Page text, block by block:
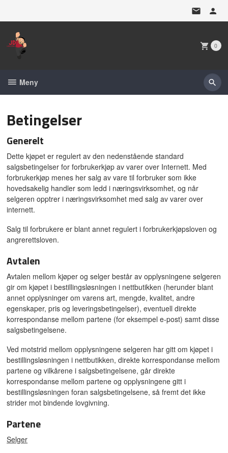
0
Meny
Betingelser
Generelt
Dette kjøpet er regulert av den nedenstående standard
salgsbetingelser for forbrukerkjøp av varer over Internett. Med
forbrukerkjøp menes her salg av vare til forbruker som ikke
hovedsakelig handler som ledd i næringsvirksomhet, og når
selgeren opptrer i næringsvirksomhet med salg av varer over
internett.
Salg til forbrukere er blant annet regulert i forbrukerkjøpsloven og
angrerettsloven.
Avtalen
Avtalen mellom kjøper og selger består av opplysningene selgeren
gir om kjøpet i bestillingsløsningen i nettbutikken (herunder blant
annet opplysninger om varens art, mengde, kvalitet, andre
egenskaper, pris og leveringsbetingelser), eventuell direkte
korrespondanse mellom partene (for eksempel e-post) samt disse
salgsbetingelsene.
Ved motstrid mellom opplysningene selgeren har gitt om kjøpet i
bestillingsløsningen i nettbutikken, direkte korrespondanse mellom
partene og vilkårene i salgsbetingelsene, går direkte
korrespondanse mellom partene og opplysningene gitt i
bestillingsløsningen foran salgsbetingelsene, så fremt det ikke
strider mot bindende lovgivning.
Partene
Selger